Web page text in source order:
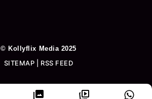
© Kollyflix Media 2025
SITEMAP RSS FEED